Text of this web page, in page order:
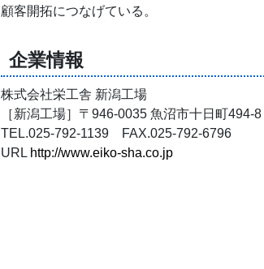
顧客開拓につなげている。
企業情報
株式会社栄工舎 新潟工場
［新潟工場］〒946-0035 魚沼市十日町494-
TEL.025-792-1139 FAX.025-792-6796
URL http://www.eiko-sha.co.jp